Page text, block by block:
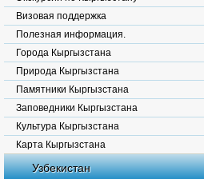
Визовая поддержка
Полезная информация.
Города Кыргызстана
Природа Кыргызстана
Памятники Кыргызстана
Заповедники Кыргызстана
Культура Кыргызстана
Карта Кыргызстана
Узбекистан